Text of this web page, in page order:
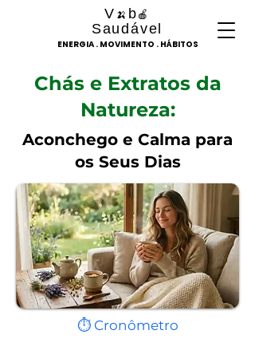
ENERGIA . MOVIMENTO . HÁBITOS
V 🍌 b🍎
Saudável
Chás e Extratos da
Natureza:
Aconchego e Calma para
os Seus Dias
⏱ Cronômetro